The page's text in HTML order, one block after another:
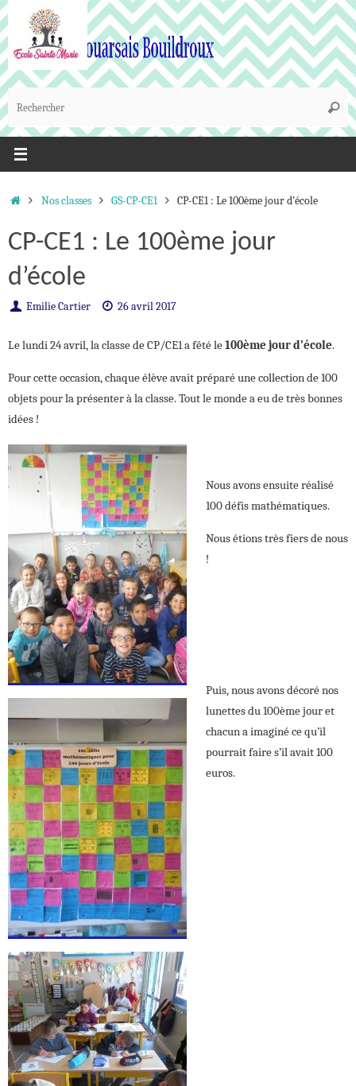
Passer
au
contenu
:
AccueilNos classes GS-CP-CE1 CP-CE1 : Le 100ème jour d’école
CP-CE1 : Le 100ème jour
d’école
Emilie Cartier 26 avril 2017
Le lundi 24 avril, la classe de CP/CE1 a fêté le100ème jour d’école.
Pour cette occasion, chaque élève avait préparé une collection de 100
objets pour la présenter à la classe. Tout le monde a eu de très bonnes
idées !
Nous avons ensuite réalisé
100 défis mathématiques.
Nous étions très fiers de nous
!
Puis, nous avons décoré nos
lunettes du 100ème jour et
chacun a imaginé ce qu’il
pourrait faire s’il avait 100
euros.